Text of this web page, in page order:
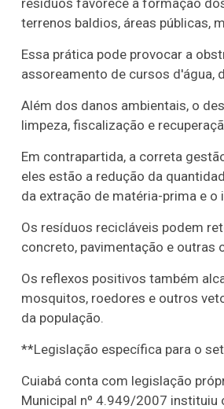
terrenos baldios, áreas públicas,
Essa prática pode provocar a
assoreamento de cursos d'água,
Além dos danos ambientais, o
limpeza, fiscalização e
Em contrapartida, a correta
eles estão a redução da
da extração de matéria-prima e
Os resíduos recicláveis podem
concreto, pavimentação e outras
Os reflexos positivos também
mosquitos, roedores e outros
da população.
**Legislação específica para o
Cuiabá conta com legislação
Municipal nº 4.949/2007 instituiu